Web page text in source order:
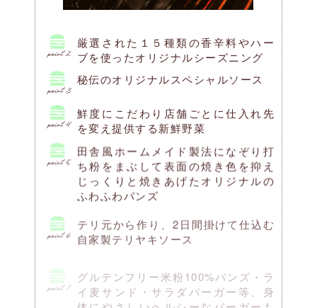
厳選された１５種類の香辛料やハー
ブを使ったオリジナルシーズニング
秘伝のオリジナルスペシャルソース
鮮度にこだわり店舗ごとに仕入れ先
を変え提供する新鮮野菜
田舎風ホームメイド製法になぞり打
ち粉をまぶして表面の焼き色を抑え
じっくりと焼きあげたオリジナルの
ふわふわバンズ
テリ元から作り、2日間掛けて仕込む
自家製テリヤキソース
イ麦サンド・サラダバーガー等、身
体にやさしいヘルシーなバーガーも
あり。